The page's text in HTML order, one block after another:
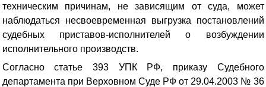
техническим причинам, не зависящим от суда, может
наблюдаться несвоевременная выгрузка постановлений
судебных приставов-исполнителей о возбуждении
исполнительного производств.
Согласно статье 393 УПК РФ, приказу Судебного
департамента при Верховном Суде РФ от 29.04.2003 № 36